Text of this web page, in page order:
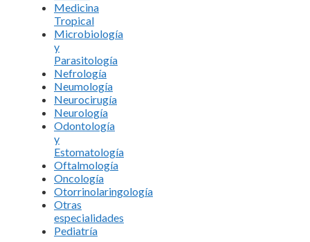
Medicina
Tropical
Microbiología
y
Parasitología
Nefrología
Neumología
Neurocirugía
Neurología
Odontología
y
Estomatología
Oftalmología
Oncología
Otorrinolaringología
Otras
especialidades
Pediatría